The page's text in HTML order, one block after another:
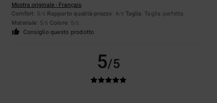
Mostra originale - Français
Comfort: 5/5 Rapporto qualità-prezzo: 4/5 Taglia: Taglia perfetta
Materiale: 5/5 Colore: 5/5
Consiglio questo prodotto
5/5